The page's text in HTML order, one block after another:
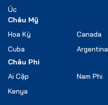
Úc
Châu Mỹ
Hoa Kỳ
Canada
Cuba
Argentina
Châu Phi
Ai Cập
Nam Phi
Kenya